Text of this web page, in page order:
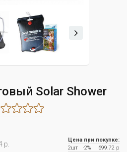
Solar Shower
р.
Цена при покупке:
2шт
-2%
699.72 р